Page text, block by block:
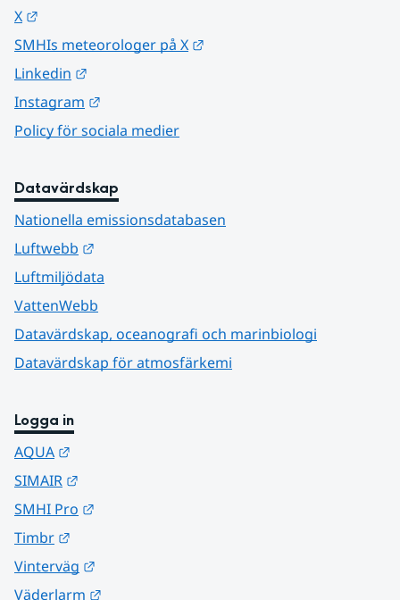
X
SMHIs meteorologer på X
Linkedin
Instagram
Policy för sociala medier
Datavärdskap
Nationella emissionsdatabasen
Luftwebb
Luftmiljödata
VattenWebb
Datavärdskap, oceanografi och marinbiologi
Datavärdskap för atmosfärkemi
Logga in
AQUA
SIMAIR
SMHI Pro
Timbr
Vinterväg
Väderlarm